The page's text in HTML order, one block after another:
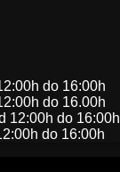
do 16:00h
do 16.00h
12:00h do 16:00h
do 16:00h